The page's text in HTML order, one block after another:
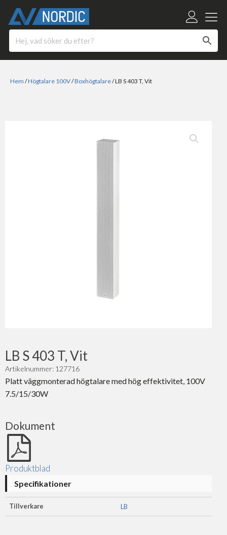
Hem /Högtalare 100V/Boxhögtalare/ LB S 403 T, Vit
LB S 403 T, Vit
Artikelnummer: 127716
Platt väggmonterad högtalare med hög effektivitet, 100V
7.5/15/30W
Dokument
Produktblad
Specifikationer
Tillverkare LB